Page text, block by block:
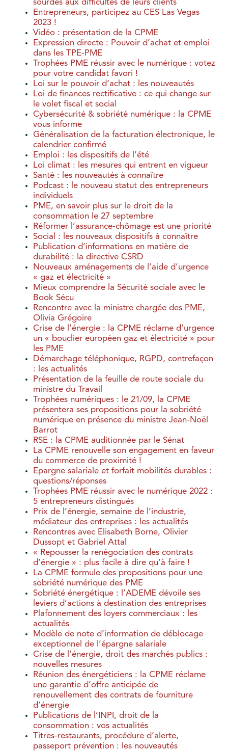
sourdes aux difficultés de leurs clients
Entrepreneurs, participez au CES Las Vegas
2023 !
Vidéo : présentation de la CPME
Expression directe : Pouvoir d’achat et emploi
dans les TPE-PME
Trophées PME réussir avec le numérique : votez
pour votre candidat favori !
Loi sur le pouvoir d’achat : les nouveautés
Loi de finances rectificative : ce qui change sur
le volet fiscal et social
Cybersécurité & sobriété numérique : la CPME
vous informe
Généralisation de la facturation électronique, le
calendrier confirmé
Emploi : les dispositifs de l’été
Loi climat : les mesures qui entrent en vigueur
Santé : les nouveautés à connaître
Podcast : le nouveau statut des entrepreneurs
individuels
PME, en savoir plus sur le droit de la
consommation le 27 septembre
Réformer l’assurance-chômage est une priorité
Social : les nouveaux dispositifs à connaître
Publication d’informations en matière de
durabilité : la directive CSRD
Nouveaux aménagements de l’aide d’urgence
« gaz et électricité »
Mieux comprendre la Sécurité sociale avec le
Book Sécu
Rencontre avec la ministre chargée des PME,
Olivia Grégoire
Crise de l’énergie : la CPME réclame d’urgence
un « bouclier européen gaz et électricité » pour
les PME
Démarchage téléphonique, RGPD, contrefaçon
: les actualités
Présentation de la feuille de route sociale du
ministre du Travail
Trophées numériques : le 21/09, la CPME
présentera ses propositions pour la sobriété
numérique en présence du ministre Jean-Noël
Barrot
RSE : la CPME auditionnée par le Sénat
La CPME renouvelle son engagement en faveur
du commerce de proximité !
Epargne salariale et forfait mobilités durables :
questions/réponses
Trophées PME réussir avec le numérique 2022 :
5 entrepreneurs distingués
Prix de l’énergie, semaine de l’industrie,
médiateur des entreprises : les actualités
Rencontres avec Elisabeth Borne, Olivier
Dussopt et Gabriel Attal
« Repousser la renégociation des contrats
d’énergie » : plus facile à dire qu’à faire !
La CPME formule des propositions pour une
sobriété numérique des PME
Sobriété énergétique : l’ADEME dévoile ses
leviers d’actions à destination des entreprises
Plafonnement des loyers commerciaux : les
actualités
Modèle de note d’information de déblocage
exceptionnel de l’épargne salariale
Crise de l’énergie, droit des marchés publics :
nouvelles mesures
Réunion des énergéticiens : la CPME réclame
une garantie d’offre anticipée de
renouvellement des contrats de fourniture
d’énergie
Publications de l’INPI, droit de la
consommation : vos actualités
Titres-restaurants, procédure d’alerte,
passeport prévention : les nouveautés